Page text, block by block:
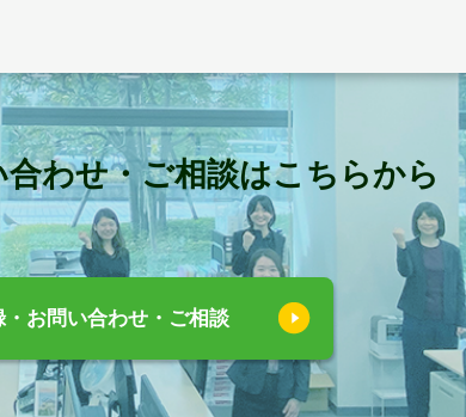
わせ・ご相談はこちらから
・お問い合わせ・ご相談